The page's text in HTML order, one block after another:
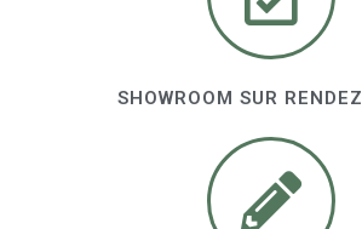
SHOWROOM SUR